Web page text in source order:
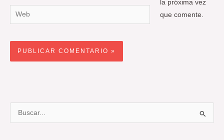
Web
la próxima vez
que comente.